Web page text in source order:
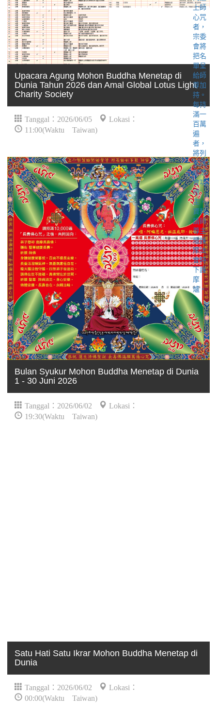
Upacara Agung Mohon Buddha Menetap di
Dunia Tahun 2026 dan Amal Global Lotus Light
Charity Society
Tanggal：2026/06/05
Lokasi：
11:00(Waktu Taiwan)
Bulan Syukur Mohon Buddha Menetap di Dunia
1 - 30 Juni 2026
Tanggal：2026/06/02
Lokasi：
19:30(Waktu Taiwan)
Satu Hati Satu Ikrar Mohon Buddha Menetap di
Dunia
Tanggal：2026/06/02
Lokasi：
00:00(Waktu Taiwan)